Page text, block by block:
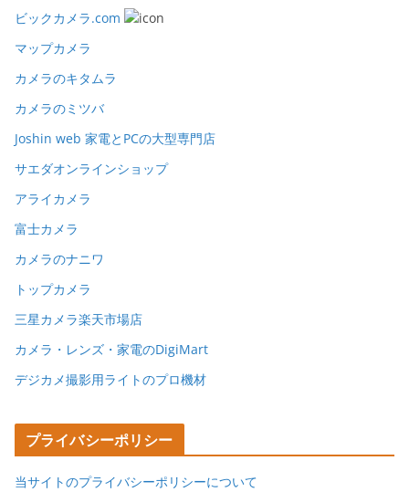
ビックカメラ.com
マップカメラ
カメラのキタムラ
カメラのミツバ
Joshin web 家電とPCの大型専門店
サエダオンラインショップ
アライカメラ
富士カメラ
カメラのナニワ
トップカメラ
三星カメラ楽天市場店
カメラ・レンズ・家電のDigiMart
デジカメ撮影用ライトのプロ機材
プライバシーポリシー
当サイトのプライバシーポリシーについて